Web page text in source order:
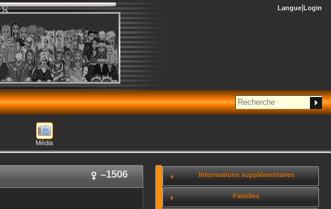
Langue Login
Média
–1506 Informations supplémentaires
Familles